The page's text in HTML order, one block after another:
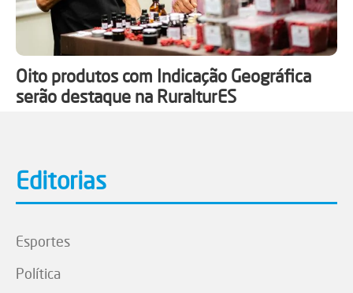
Oito produtos com Indicação Geográfica
serão destaque na RuralturES
Editorias
Esportes
Política